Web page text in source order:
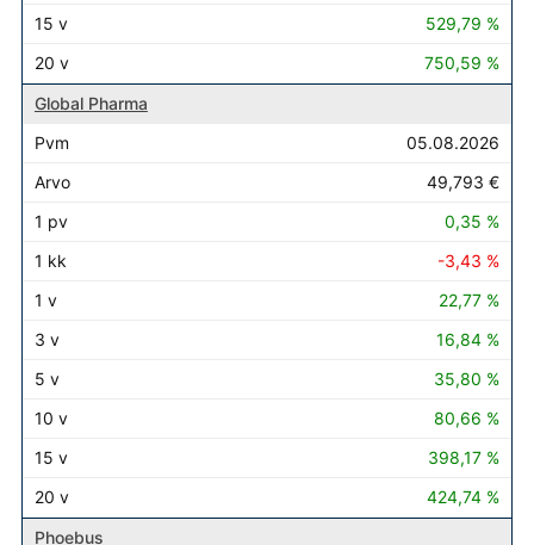
529,79 %
750,59 %
Global Pharma
05.08.2026
49,793 €
0,35 %
-3,43 %
22,77 %
16,84 %
35,80 %
80,66 %
398,17 %
424,74 %
Phoebus